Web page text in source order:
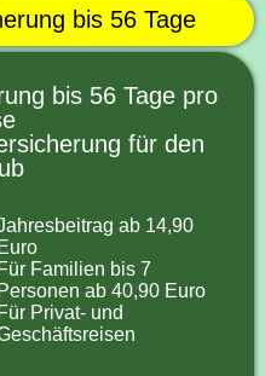
bis 56 Tage
bis 56 Tage pro
für den
ab 14,90
Euro
Für Familien bis 7
Personen ab 40,90 Euro
Für Privat- und